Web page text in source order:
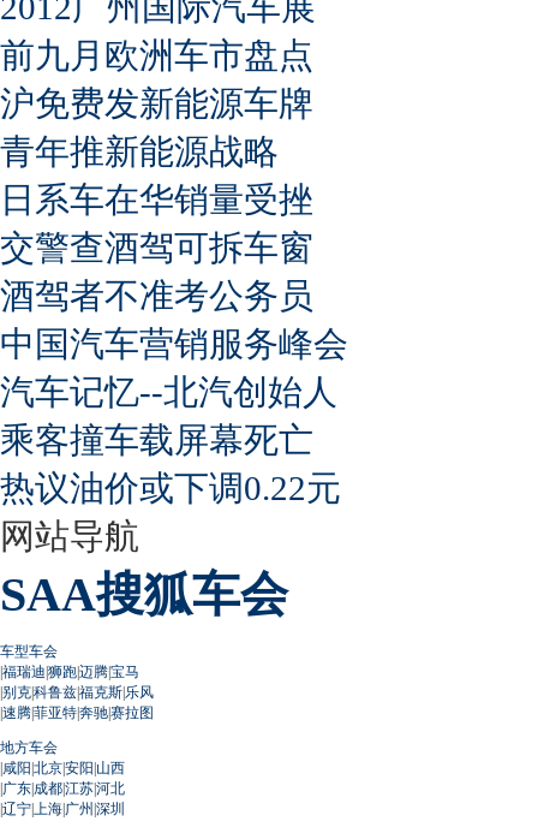
前九月欧洲车市盘点
沪免费发新能源车牌
青年推新能源战略
日系车在华销量受挫
交警查酒驾可拆车窗
酒驾者不准考公务员
中国汽车营销服务峰会
汽车记忆--北汽创始人
乘客撞车载屏幕死亡
热议油价或下调0.22元
网站导航
SAA搜狐车会
车型车会
|福瑞迪|狮跑|迈腾|宝马
|别克|科鲁兹|福克斯|乐风
|速腾|菲亚特|奔驰|赛拉图
地方车会
|咸阳|北京|安阳|山西
|广东|成都|江苏|河北
|辽宁| 上海|广州 |深圳